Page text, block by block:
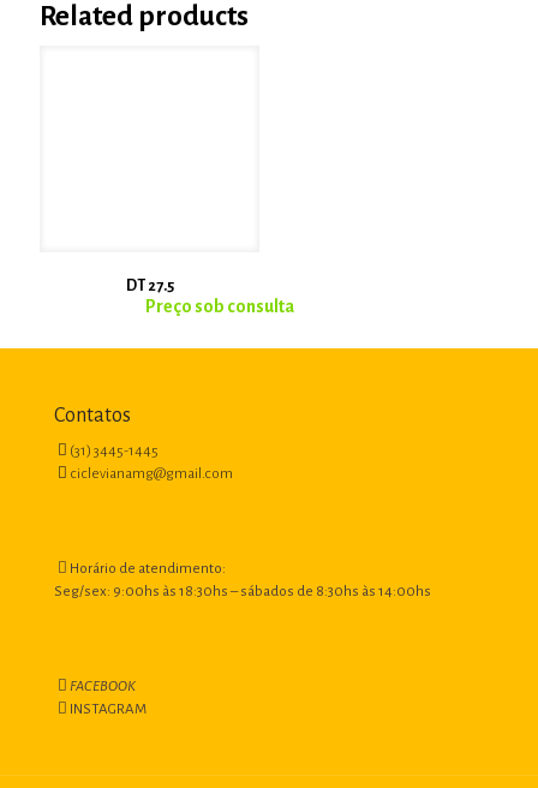
Related products
DT 27.5
Contatos
(31) 3445-1445
ciclevianamg@gmail.com
Horário de atendimento:
Seg/sex: 9:00hs às 18:30hs – sábados de 8:30hs às 14:00hs
FACEBOOK
INSTAGRAM